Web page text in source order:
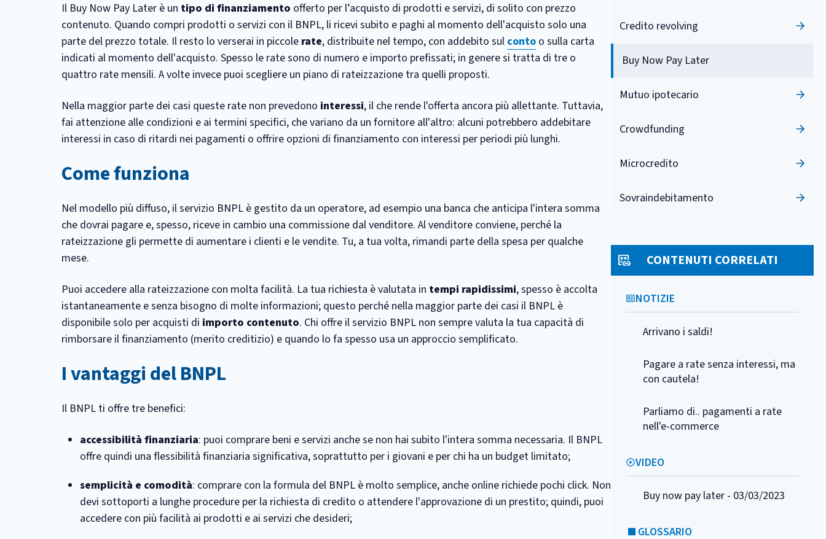
Il Buy Now Pay Later è un tipo di finanziamento offerto per l’acquisto di prodotti e servizi, di solito con prezzo
contenuto. Quando compri prodotti o servizi con il BNPL, li ricevi subito e paghi al momento dell'acquisto solo una
parte del prezzo totale. Il resto lo verserai in piccole rate, distribuite nel tempo, con addebito sul conto o sulla carta
indicati al momento dell'acquisto. Spesso le rate sono di numero e importo prefissati; in genere si tratta di tre o
quattro rate mensili. A volte invece puoi scegliere un piano di rateizzazione tra quelli proposti.
Nella maggior parte dei casi queste rate non prevedono interessi, il che rende l'offerta ancora più allettante. Tuttavia,
fai attenzione alle condizioni e ai termini specifici, che variano da un fornitore all'altro: alcuni potrebbero addebitare
interessi in caso di ritardi nei pagamenti o offrire opzioni di finanziamento con interessi per periodi più lunghi.
Come funziona
Nel modello più diffuso, il servizio BNPL è gestito da un operatore, ad esempio una banca che anticipa l'intera somma
che dovrai pagare e, spesso, riceve in cambio una commissione dal venditore. Al venditore conviene, perché la
rateizzazione gli permette di aumentare i clienti e le vendite. Tu, a tua volta, rimandi parte della spesa per qualche
mese.
Puoi accedere alla rateizzazione con molta facilità. La tua richiesta è valutata in tempi rapidissimi, spesso è accolta
istantaneamente e senza bisogno di molte informazioni; questo perché nella maggior parte dei casi il BNPL è
disponibile solo per acquisti di importo contenuto. Chi offre il servizio BNPL non sempre valuta la tua capacità di
rimborsare il finanziamento (merito creditizio) e quando lo fa spesso usa un approccio semplificato.
I vantaggi del BNPL
Il BNPL ti offre tre benefici:
accessibilità finanziaria: puoi comprare beni e servizi anche se non hai subito l'intera somma necessaria. Il BNPL
offre quindi una flessibilità finanziaria significativa, soprattutto per i giovani e per chi ha un budget limitato;
semplicità e comodità: comprare con la formula del BNPL è molto semplice, anche online richiede pochi click. Non
devi sottoporti a lunghe procedure per la richiesta di credito o attendere l'approvazione di un prestito; quindi, puoi
accedere con più facilità ai prodotti e ai servizi che desideri;
Credito revolving
Buy Now Pay Later
Mutuo ipotecario
Crowdfunding
Microcredito
Sovraindebitamento
CONTENUTI CORRELATI
NOTIZIE
Arrivano i saldi!
Pagare a rate senza interessi, ma
con cautela!
Parliamo di.. pagamenti a rate
nell'e-commerce
VIDEO
Buy now pay later - 03/03/2023
GLOSSARIO